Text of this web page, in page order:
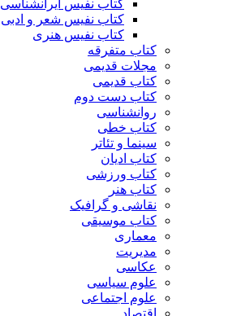
کتاب نفیس ایرانشناسی
کتاب نفیس شعر و ادبی
کتاب نفیس هنری
کتاب متفرقه
مجلات قدیمی
کتاب قدیمی
کتاب دست دوم
روانشناسی
کتاب خطی
سینما و تئاتر
کتاب ادیان
کتاب ورزشی
کتاب هنر
نقاشی و گرافیک
کتاب موسیقی
معماری
مدیریت
عکاسی
علوم سیاسی
علوم اجتماعی